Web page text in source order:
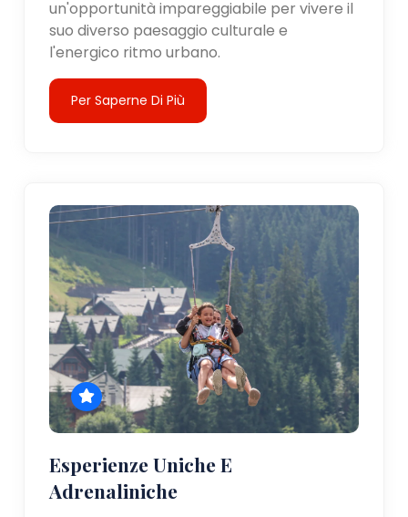
un'opportunità impareggiabile per vivere il
suo diverso paesaggio culturale e
l'energico ritmo urbano.
Per Saperne Di Più
Esperienze Uniche E
Adrenaliniche